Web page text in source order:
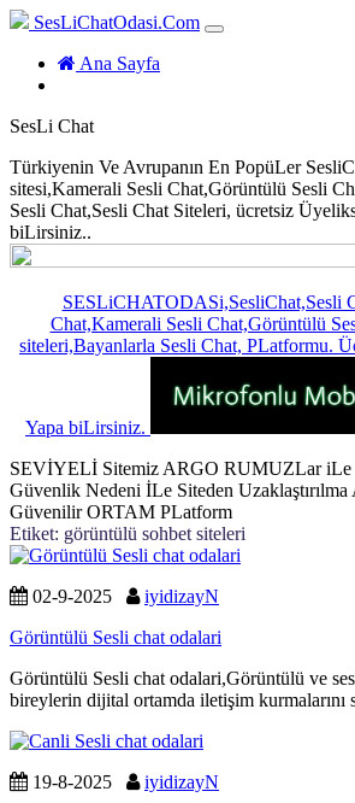
SesLiChatOdasi.Com
Ana Sayfa
SesLi Chat
Türkiyenin Ve Avrupanın En PopüLer
sitesi,Kamerali Sesli Chat,Görüntülü Sesli
Sesli Chat,Sesli Chat Siteleri, ücretsiz
biLirsiniz..
SESLiCHATODASi,SesliChat,Sesli
Chat,Kamerali Sesli Chat,Görüntülü
siteleri,Bayanlarla Sesli Chat, PLatformu.
Yapa biLirsiniz.
SEVİYELİ Sitemiz ARGO RUMUZLar iLe
Güvenlik Nedeni İLe Siteden
Güvenilir ORTAM PLatform
Etiket: görüntülü sohbet siteleri
02-9-2025
iyidizayN
Görüntülü Sesli chat odalari
Görüntülü Sesli chat odalari,Görüntülü ve
bireylerin dijital ortamda iletişim
19-8-2025
iyidizayN